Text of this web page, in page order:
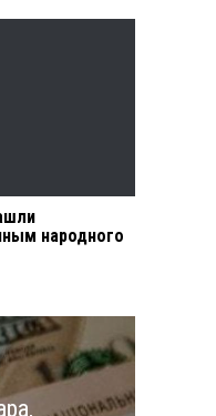
народного